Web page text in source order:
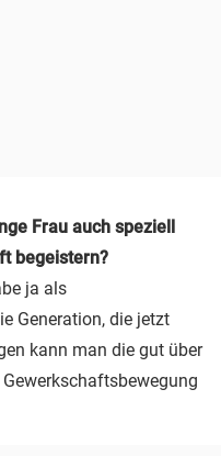
Frau auch speziell
begeistern?
ja als
Generation, die jetzt
kann man die gut über